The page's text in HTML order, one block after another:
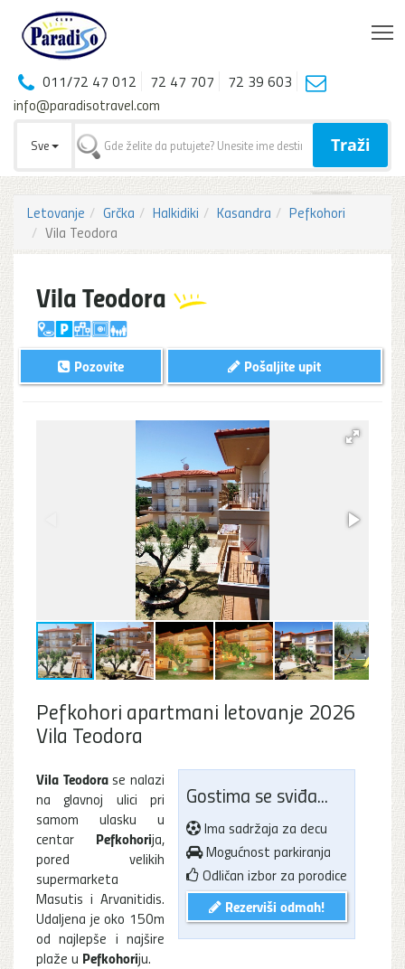
011/72 47 012 72 47 707
72 39 603
info@paradisotravel.com
Sve Traži
Letovanje Grčka Halkidiki Kasandra
Pefkohori
Vila Teodora
Vila Teodora
Pošaljite upit
Pozovite
Pefkohori apartmani letovanje 2026
Vila Teodora
Gostima se sviđa...
Ima sadržaja za decu
Mogućnost parkiranja
Odličan izbor za porodice
Rezerviši odmah!
Vila Teodorase nalazi
na glavnoj ulici pri
samom ulasku u
centar Pefkohorija,
pored velikih
supermarketa
Masutis i Arvanitidis.
Udaljena je oko 150m
od najlepše i najšire
plaže u Pefkohoriju.